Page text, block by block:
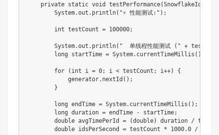
private static void
        System.out.println("⚡ 性能测试:");
        int testCount = 100000;
System.out.println("  单线程性能测试 (" +
        long startTime = System.currentTimeMillis();
        for (int i = 0; i < testCount; i++) {
            generator.nextId();
        }
        long endTime = System.currentTimeMillis();
        long duration = endTime - startTime;
double avgTimePerId = (double) duration /
double idsPerSecond = testCount * 1000.0 /